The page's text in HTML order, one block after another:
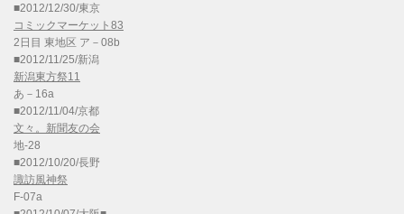
■2012/12/30/東京
コミックマーケット83
2日目 東地区 ア－08b
■2012/11/25/新潟
新潟東方祭11
あ－16a
■2012/11/04/京都
文々。新聞友の会
地-28
■2012/10/20/長野
諏訪風神祭
F-07a